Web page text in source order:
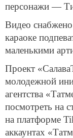
персонажи —
Видео
караоке
маленькими
Проект
молодежной
агентства
посмотреть на
на платформе
аккаунтах